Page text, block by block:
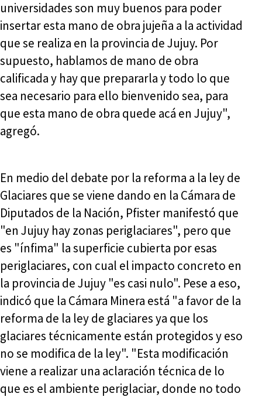
universidades son muy buenos para poder
insertar esta mano de obra jujeña a la actividad
que se realiza en la provincia de Jujuy. Por
supuesto, hablamos de mano de obra
calificada y hay que prepararla y todo lo que
sea necesario para ello bienvenido sea, para
que esta mano de obra quede acá en Jujuy",
agregó.
En medio del debate por la reforma a la ley de
Glaciares que se viene dando en la Cámara de
Diputados de la Nación, Pfister manifestó que
"en Jujuy hay zonas periglaciares", pero que
es "ínfima" la superficie cubierta por esas
periglaciares, con cual el impacto concreto en
la provincia de Jujuy "es casi nulo". Pese a eso,
indicó que la Cámara Minera está "a favor de la
reforma de la ley de glaciares ya que los
glaciares técnicamente están protegidos y eso
no se modifica de la ley". "Esta modificación
viene a realizar una aclaración técnica de lo
que es el ambiente periglaciar, donde no todo